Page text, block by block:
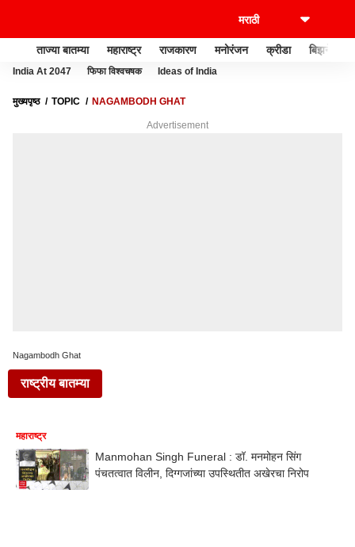
ताज्या बातम्या महाराष्ट्र राजकारण मनोरंजन क्रीडा बिझनेस
India At 2047 फिफा विश्वचषक Ideas of India
मुख्यपृष्ठ TOPIC NAGAMBODH GHAT
Advertisement
Nagambodh Ghat
राष्ट्रीय बातम्या
महाराष्ट्र
Manmohan Singh Funeral : डॉ. मनमोहन सिंग
पंचतत्वात विलीन, दिग्गजांच्या उपस्थितीत अखेरचा निरोप